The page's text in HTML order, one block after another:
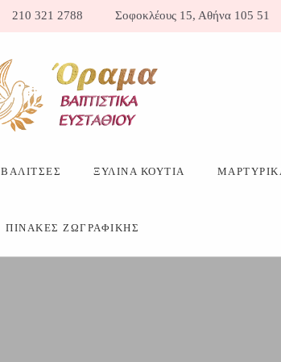
210 321 2788 Σοφοκλέους 15, Αθήνα 105 51
ΒΑΛΙΤΣΕΣ ΞΥΛΙΝΑ ΚΟΥΤΙΑ
ΠΙΝΑΚΕΣ ΖΩΓΡΑΦΙΚΗΣ